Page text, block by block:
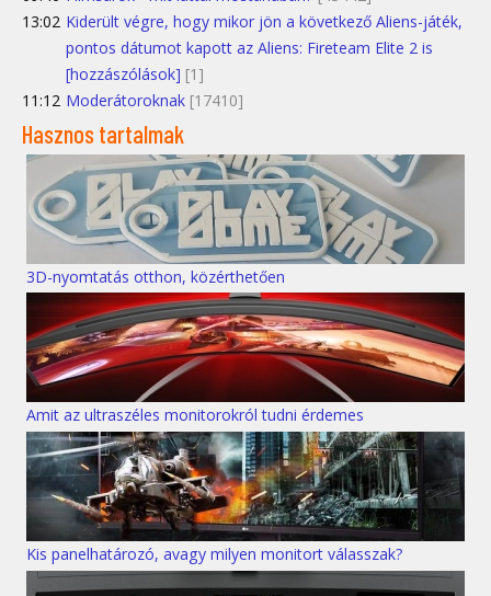
13:02 Kiderült végre, hogy mikor jön a következő Aliens-játék,
pontos dátumot kapott az Aliens: Fireteam Elite 2 is
[hozzászólások] [1]
11:12 Moderátoroknak [17410]
Hasznos tartalmak
3D-nyomtatás otthon, közérthetően
Amit az ultraszéles monitorokról tudni érdemes
Kis panelhatározó, avagy milyen monitort válasszak?